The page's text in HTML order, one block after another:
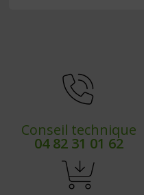
Conseil technique
04 82 31 01 62